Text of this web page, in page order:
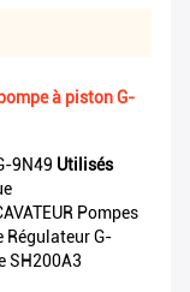
à piston G-
9N49 Utilisés
Pompes
Régulateur G-
SH200A3